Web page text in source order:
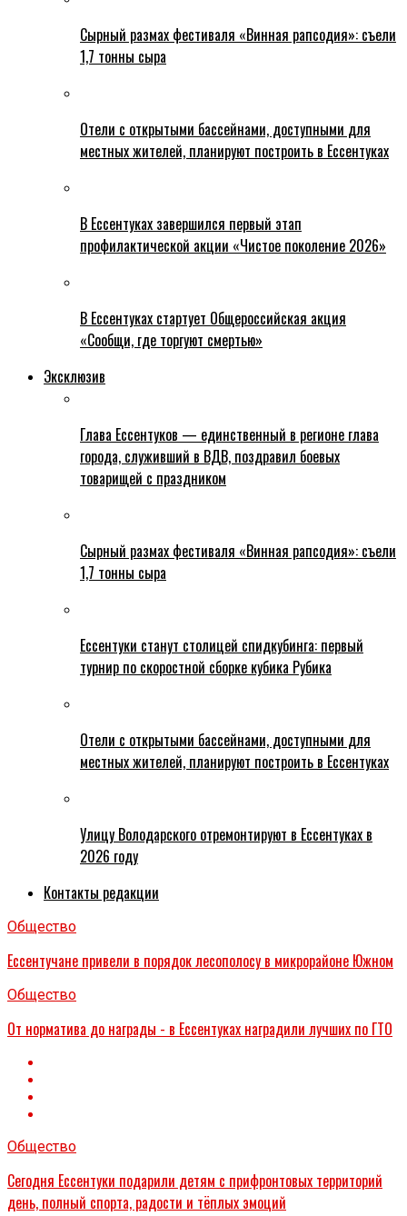
Сырный размах фестиваля «Винная рапсодия»: съели
1,7 тонны сыра
Отели с открытыми бассейнами, доступными для
местных жителей, планируют построить в Ессентуках
В Ессентуках завершился первый этап
профилактической акции «Чистое поколение 2026»
В Ессентуках стартует Общероссийская акция
«Сообщи, где торгуют смертью»
Эксклюзив
Глава Ессентуков — единственный в регионе глава
города, служивший в ВДВ, поздравил боевых
товарищей с праздником
Сырный размах фестиваля «Винная рапсодия»: съели
1,7 тонны сыра
Ессентуки станут столицей спидкубинга: первый
турнир по скоростной сборке кубика Рубика
Отели с открытыми бассейнами, доступными для
местных жителей, планируют построить в Ессентуках
Улицу Володарского отремонтируют в Ессентуках в
2026 году
Контакты редакции
Общество
Ессентучане привели в порядок лесополосу в микрорайоне Южном
Общество
От норматива до награды - в Ессентуках наградили лучших по ГТО
Общество
Сегодня Ессентуки подарили детям с прифронтовых территорий
день, полный спорта, радости и тёплых эмоций